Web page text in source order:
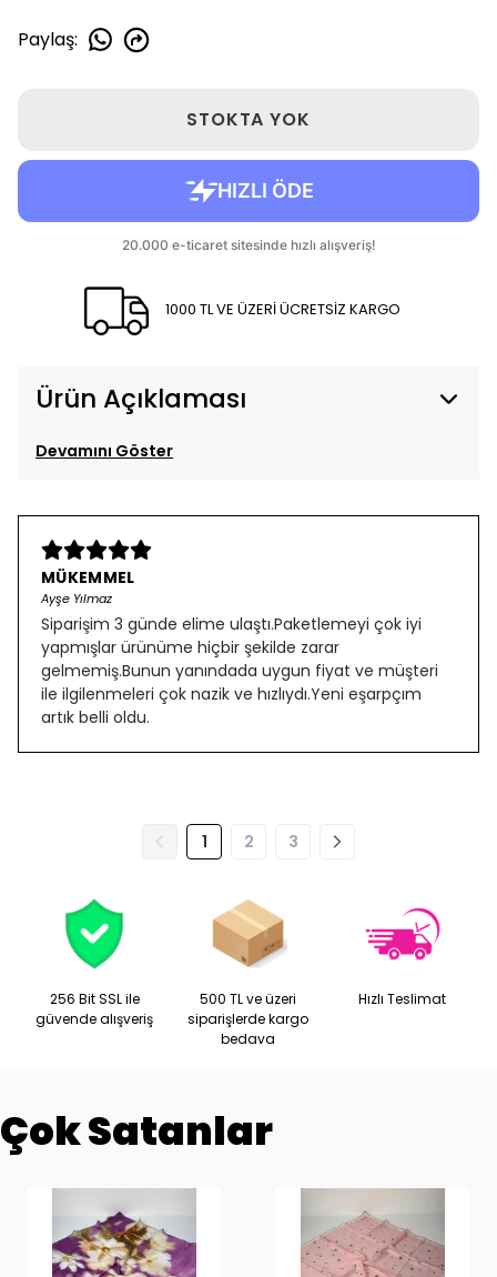
Paylaş:
STOKTA YOK
1000 TL VE ÜZERİ ÜCRETSİZ KARGO
Ürün Açıklaması
Devamını Göster
MÜKEMMEL
Ayşe Yılmaz
Siparişim 3 günde elime ulaştı.Paketlemeyi çok iyi
yapmışlar ürünüme hiçbir şekilde zarar
gelmemiş.Bunun yanındada uygun fiyat ve müşteri
ile ilgilenmeleri çok nazik ve hızlıydı.Yeni eşarpçım
artık belli oldu.
1 2 3
256 Bit SSL ile
güvende alışveriş
500 TL ve üzeri
siparişlerde kargo
bedava
Hızlı Teslimat
Çok Satanlar